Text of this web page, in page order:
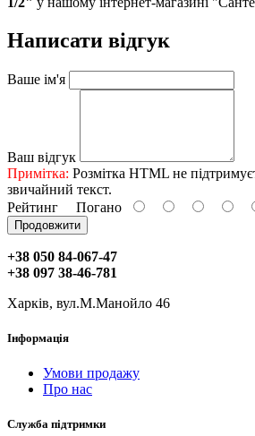
Написати відгук
Ваше ім'я
Ваш відгук
Примітка: Розмітка HTML не
звичайний текст.
Рейтинг Погано
Продовжити
+38 050 84-067-47
+38 097 38-46-781
Харків, вул.М.Манойло 46
Інформація
Умови продажу
Про нас
Служба підтримки